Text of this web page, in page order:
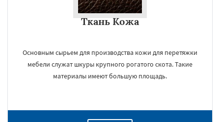
Ткань Кожа
Основным сырьем для производства кожи для перетяжки
мебели служат шкуры крупного рогатого скота. Такие
материалы имеют большую площадь.